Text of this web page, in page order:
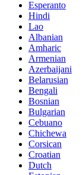
Esperanto
Hindi
Lao
Albanian
Amharic
Armenian
Azerbaijani
Belarusian
Bengali
Bosnian
Bulgarian
Cebuano
Chichewa
Corsican
Croatian
Dutch